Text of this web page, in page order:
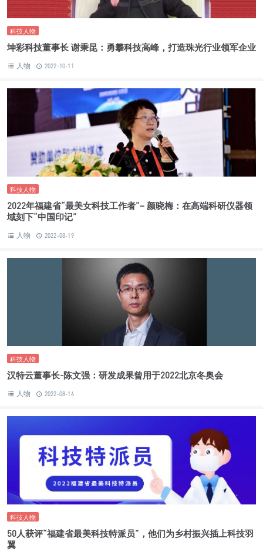
科技人物
坤彩科技董事长 谢秉昆：勇攀科技高峰，打造珠光行业领军企业
人物 2022-10-11
科技人物
2022年福建省“最美女科技工作者”– 颜晓梅：在高端科研仪器领
域刻下“中国印记”
人物 2022-08-19
科技人物
汉特云董事长-陈文强：研发成果曾用于2022北京冬奥会
人物 2022-08-16
科技人物
50人获评“福建省最美科技特派员”，他们为乡村振兴插上科技羽
翼